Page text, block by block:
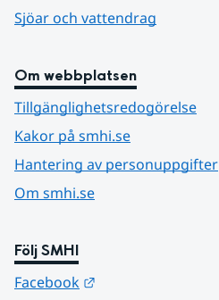
Sjöar och vattendrag
Om webbplatsen
Tillgänglighetsredogörelse
Kakor på smhi.se
Hantering av personuppgifter
Om smhi.se
Följ SMHI
Facebook